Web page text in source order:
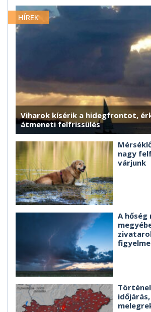
HÍREK
Viharok kísérik a hidegfrontot,
átmeneti felfrissülés
nagy
várjunk
A